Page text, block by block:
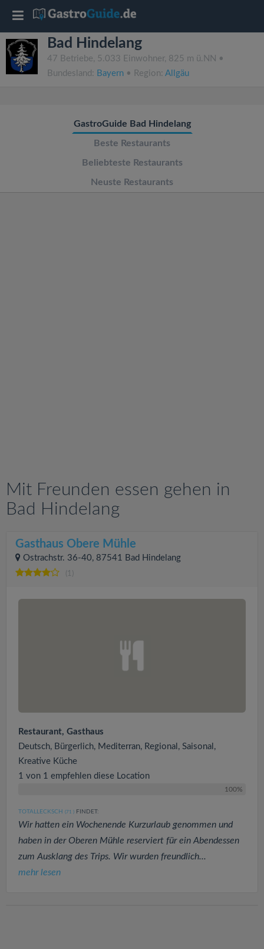
Bad Hindelang
47 Betriebe, 5.033 Einwohner, 825 m ü.NN •
Bundesland: Bayern • Region: Allgäu
GastroGuide Bad Hindelang
Beste Restaurants
Beliebteste Restaurants
Neuste Restaurants
Mit Freunden essen gehen in
Bad Hindelang
Gasthaus Obere Mühle
Ostrachstr. 36-40, 87541 Bad Hindelang
(1)
Restaurant, Gasthaus
Deutsch, Bürgerlich, Mediterran, Regional, Saisonal,
Kreative Küche
1 von 1 empfehlen diese Location
100%
TOTALLECKSCH (71 ) FINDET:
Wir hatten ein Wochenende Kurzurlaub genommen und
haben in der Oberen Mühle reserviert für ein Abendessen
zum Ausklang des Trips. Wir wurden freundlich...
mehr lesen
T
o
g
n